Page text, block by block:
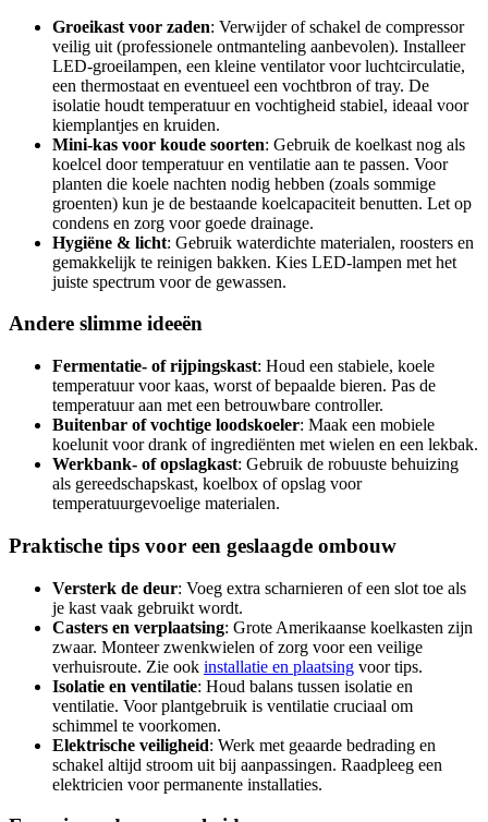
Groeikast voor zaden: Verwijder of schakel de compressor
veilig uit (professionele ontmanteling aanbevolen). Installeer
LED-groeilampen, een kleine ventilator voor luchtcirculatie,
een thermostaat en eventueel een vochtbron of tray. De
isolatie houdt temperatuur en vochtigheid stabiel, ideaal voor
kiemplantjes en kruiden.
Mini-kas voor koude soorten: Gebruik de koelkast nog als
koelcel door temperatuur en ventilatie aan te passen. Voor
planten die koele nachten nodig hebben (zoals sommige
groenten) kun je de bestaande koelcapaciteit benutten. Let op
condens en zorg voor goede drainage.
Hygiëne & licht: Gebruik waterdichte materialen, roosters en
gemakkelijk te reinigen bakken. Kies LED-lampen met het
juiste spectrum voor de gewassen.
Andere slimme ideeën
Fermentatie- of rijpingskast: Houd een stabiele, koele
temperatuur voor kaas, worst of bepaalde bieren. Pas de
temperatuur aan met een betrouwbare controller.
Buitenbar of vochtige loodskoeler: Maak een mobiele
koelunit voor drank of ingrediënten met wielen en een lekbak.
Werkbank- of opslagkast: Gebruik de robuuste behuizing
als gereedschapskast, koelbox of opslag voor
temperatuurgevoelige materialen.
Praktische tips voor een geslaagde ombouw
Versterk de deur: Voeg extra scharnieren of een slot toe als
je kast vaak gebruikt wordt.
Casters en verplaatsing: Grote Amerikaanse koelkasten zijn
zwaar. Monteer zwenkwielen of zorg voor een veilige
verhuisroute. Zie ook installatie en plaatsing voor tips.
Isolatie en ventilatie: Houd balans tussen isolatie en
ventilatie. Voor plantgebruik is ventilatie cruciaal om
schimmel te voorkomen.
Elektrische veiligheid: Werk met geaarde bedrading en
schakel altijd stroom uit bij aanpassingen. Raadpleeg een
elektricien voor permanente installaties.